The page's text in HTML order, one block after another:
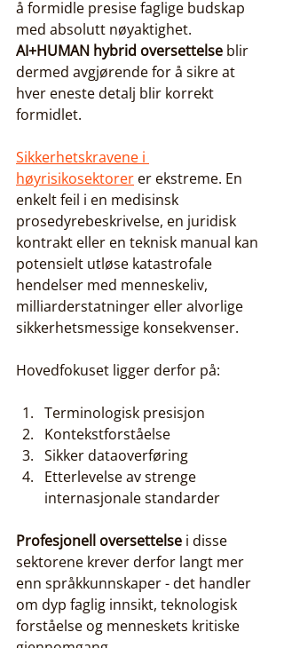
å formidle presise faglige budskap
med absolutt nøyaktighet.
AI+HUMAN hybrid oversettelse blir
dermed avgjørende for å sikre at
hver eneste detalj blir korrekt
formidlet.
Sikkerhetskravene i
høyrisikosektorer er ekstreme. En
enkelt feil i en medisinsk
prosedyrebeskrivelse, en juridisk
kontrakt eller en teknisk manual kan
potensielt utløse katastrofale
hendelser med menneskeliv,
milliarderstatninger eller alvorlige
sikkerhetsmessige konsekvenser.
Hovedfokuset ligger derfor på:
Terminologisk presisjon
Kontekstforståelse
Sikker dataoverføring
Etterlevelse av strenge
internasjonale standarder
Profesjonell oversettelse i disse
sektorene krever derfor langt mer
enn språkkunnskaper - det handler
om dyp faglig innsikt, teknologisk
forståelse og menneskets kritiske